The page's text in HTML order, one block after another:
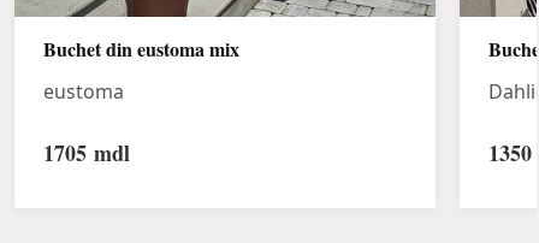
Buchet din eustoma mix
eustoma
1705 mdl 1350